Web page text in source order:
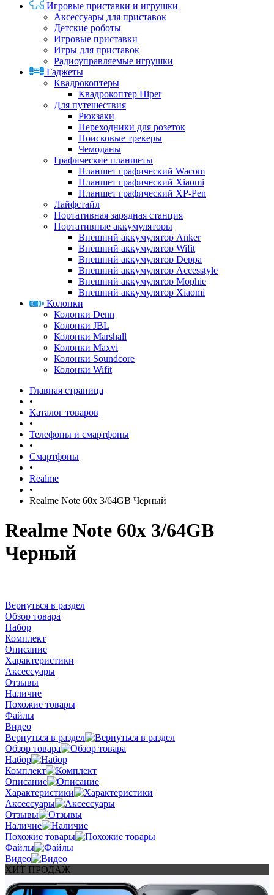
Игровые приставки и игрушки
Аксессуары для приставок
Детские роботы
Игровые приставки
Игры для приставок
Радиоуправляемые игрушки
Гаджеты
Квадрокоптеры
Квадрокоптер Hiper
Для путешествия
Рюкзаки
Переходники для розеток
Поисковые трекеры
Чемоданы
Графические планшеты
Планшет графический Wacom
Планшет графический Xiaomi
Планшет графический XP-Pen
Лайфстайл
Портативная зарядная станция
Портативные аккумуляторы
Внешний аккумулятор Anker
Внешний аккумулятор Wifit
Внешний аккумулятор Deppa
Внешний аккумулятор Accesstyle
Внешний аккумулятор Mophie
Внешний аккумулятор Xiaomi
Колонки
Колонки Denn
Колонки JBL
Колонки Marshall
Колонки Maxvi
Колонки Soundcore
Колонки Wifit
Главная страница
•
Каталог товаров
•
Телефоны и смартфоны
•
Смартфоны
•
Realme
•
Realme Note 60x 3/64GB Черный
Realme Note 60x 3/64GB
Черный
Вернуться в раздел
Обзор товара
Набор
Комплект
Описание
Характеристики
Аксессуары
Отзывы
Наличие
Похожие товары
Файлы
Видео
Вернуться в раздел
Обзор товара
Набор
Комплект
Описание
Характеристики
Аксессуары
Отзывы
Наличие
Похожие товары
Файлы
Видео
ХИТ ПРОДАЖ